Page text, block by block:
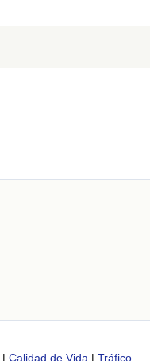
| Calidad de Vida | Tráfico